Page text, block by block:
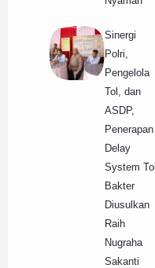
Sinergi
Polri,
Pengelola
Tol, dan
ASDP,
Penerapan
Delay
System Tol
Bakter
Diusulkan
Raih
Nugraha
Sakanti